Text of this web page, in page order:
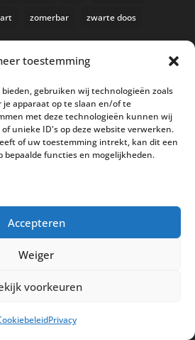
toestemming
gebruiken wij technologieën zoals
apparaat op te slaan en/of te
met deze technologieën kunnen wij
unieke ID's op deze website verwerken.
of uw toestemming intrekt, kan dit een
bepaalde functies en mogelijkheden.
Accepteren
Weiger
voorkeuren
Privacy
zomerbar zwarte doos
kassawereld
de 2025 prijzen
met nieuw
Privacy